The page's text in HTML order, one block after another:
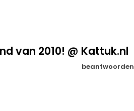
van 2010! @ Kattuk.nl
beantwoorden